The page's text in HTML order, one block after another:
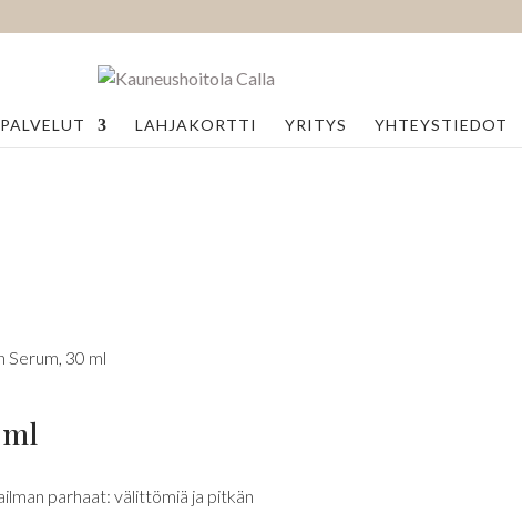
PALVELUT LAHJAKORTTI YRITYS YHTEYSTIEDOT
Serum, 30 ml
parhaat: välittömiä ja pitkän